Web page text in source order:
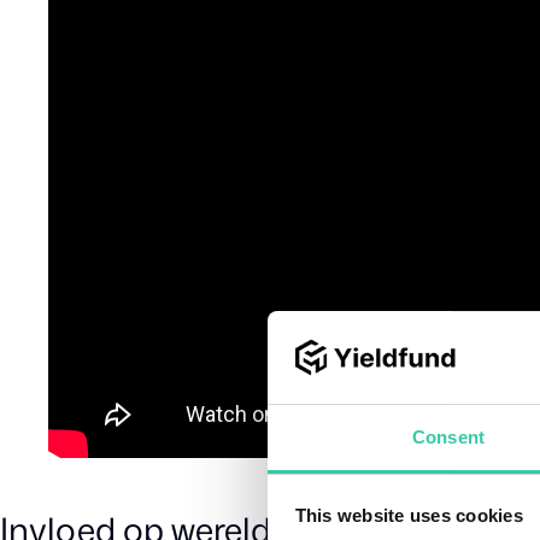
Consent
This website uses cookies
Invloed op wereldwijde markten